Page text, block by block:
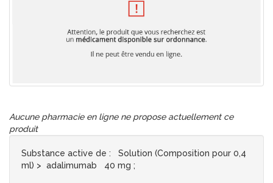
Aucune pharmacie en ligne ne propose actuellement ce
produit
Substance active de : Solution (Composition pour 0,4
ml) > adalimumab 40 mg ;